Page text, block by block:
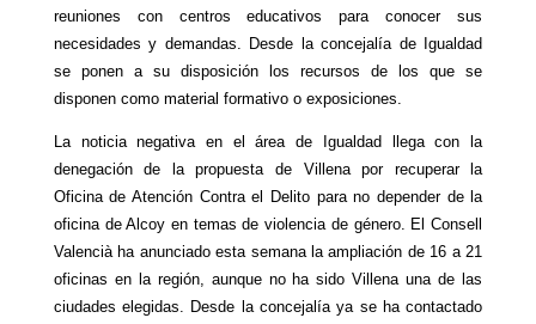
reuniones con centros educativos para conocer sus
necesidades y demandas. Desde la concejalía de Igualdad
se ponen a su disposición los recursos de los que se
disponen como material formativo o exposiciones.
La noticia negativa en el área de Igualdad llega con la
denegación de la propuesta de Villena por recuperar la
Oficina de Atención Contra el Delito para no depender de la
oficina de Alcoy en temas de violencia de género. El Consell
Valencià ha anunciado esta semana la ampliación de 16 a 21
oficinas en la región, aunque no ha sido Villena una de las
ciudades elegidas. Desde la concejalía ya se ha contactado